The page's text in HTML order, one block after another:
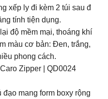
xếp ly đi kèm 2 túi sau đ
tính tiện dụng.
độ mềm mại, thoáng khí
màu cơ bản: Đen, trắng,
phong cách.
Zipper | QD0024
mang form boxy rộng